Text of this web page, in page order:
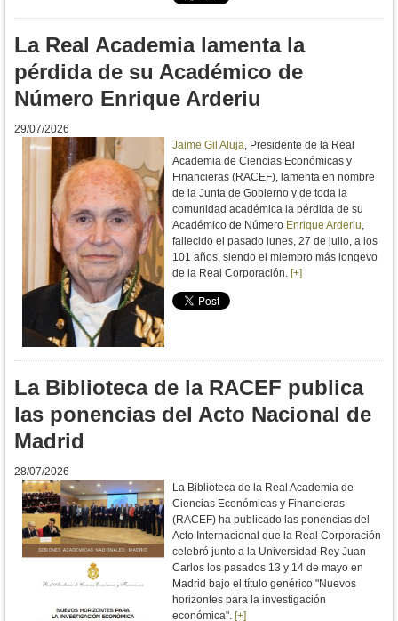
La Real Academia lamenta la
pérdida de su Académico de
Número Enrique Arderiu
29/07/2026
Jaime Gil Aluja, Presidente de la Real
Academia de Ciencias Económicas y
Financieras (RACEF), lamenta en nombre
de la Junta de Gobierno y de toda la
comunidad académica la pérdida de su
Académico de Número Enrique Arderiu,
fallecido el pasado lunes, 27 de julio, a los
101 años, siendo el miembro más longevo
de la Real Corporación. [+]
La Biblioteca de la RACEF publica
las ponencias del Acto Nacional de
Madrid
28/07/2026
La Biblioteca de la Real Academia de
Ciencias Económicas y Financieras
(RACEF) ha publicado las ponencias del
Acto Internacional que la Real Corporación
celebró junto a la Universidad Rey Juan
Carlos los pasados 13 y 14 de mayo en
Madrid bajo el título genérico "Nuevos
horizontes para la investigación
económica". [+]